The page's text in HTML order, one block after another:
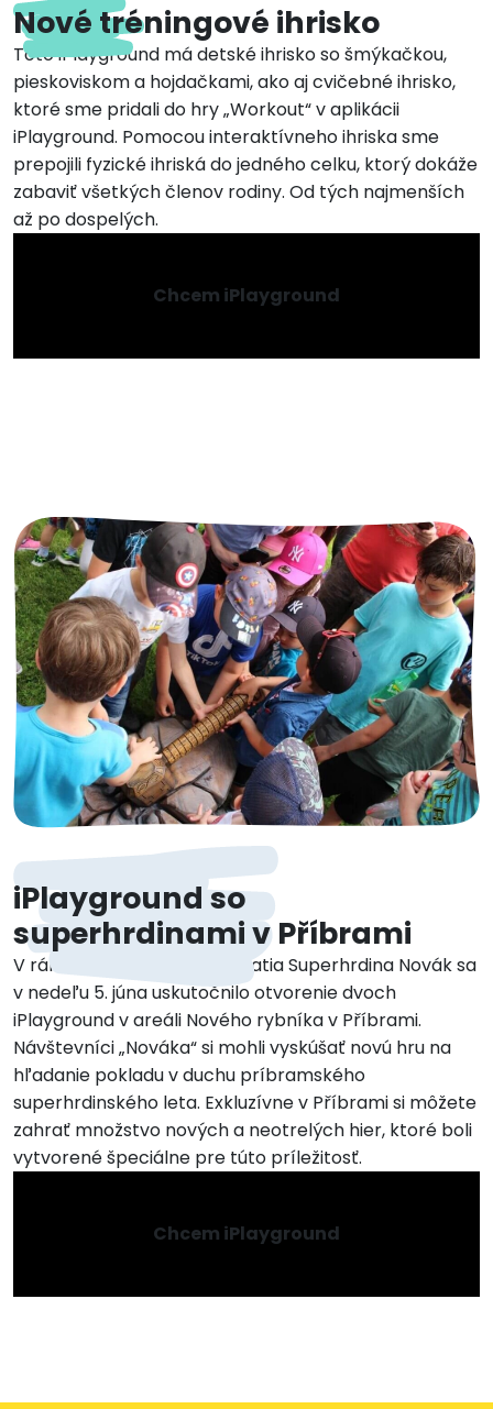
Nové tréningové ihrisko
Toto iPlayground má detské ihrisko so šmýkačkou,
pieskoviskom a hojdačkami, ako aj cvičebné ihrisko,
ktoré sme pridali do hry „Workout“ v aplikácii
iPlayground. Pomocou interaktívneho ihriska sme
prepojili fyzické ihriská do jedného celku, ktorý dokáže
zabaviť všetkých členov rodiny. Od tých najmenších
až po dospelých.
Chcem iPlayground
iPlayground so
superhrdinami v Příbrami
V rámci celodenného podujatia Superhrdina Novák sa
v nedeľu 5. júna uskutočnilo otvorenie dvoch
iPlayground v areáli Nového rybníka v Příbrami.
Návštevníci „Nováka“ si mohli vyskúšať novú hru na
hľadanie pokladu v duchu príbramského
superhrdinského leta. Exkluzívne v Příbrami si môžete
zahrať množstvo nových a neotrelých hier, ktoré boli
vytvorené špeciálne pre túto príležitosť.
Chcem iPlayground